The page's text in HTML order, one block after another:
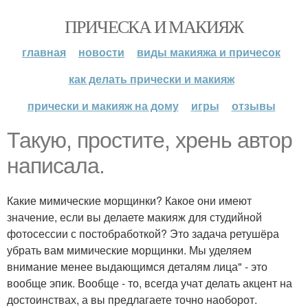
ПРИЧЕСКА И МАКИЯЖ
главная новости
виды макияжа и причесок
как делать прически и макияж
прически и макияж на дому
игры отзывы
Такую, простите, хрень автор
написала.
Какие мимические морщинки? Какое они имеют
значение, если вы делаете макияж для студийной
фотосессии с постобработкой? Это задача ретушёра
убрать вам мимические морщинки. Мы уделяем
внимание менее выдающимся деталям лица" - это
вообще эпик. Вообще - то, всегда учат делать акцент на
достоинствах, а вы предлагаете точно наоборот.